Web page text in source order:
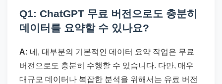
Q1: ChatGPT 무료 버전으로도 충분히
데이터를 요약할 수 있나요?
A: 네, 대부분의 기본적인 데이터 요약 작업은 무료
버전으로도 충분히 수행할 수 있습니다. 다만, 매우
대규모 데이터나 복잡한 분석을 위해서는 유료 버전